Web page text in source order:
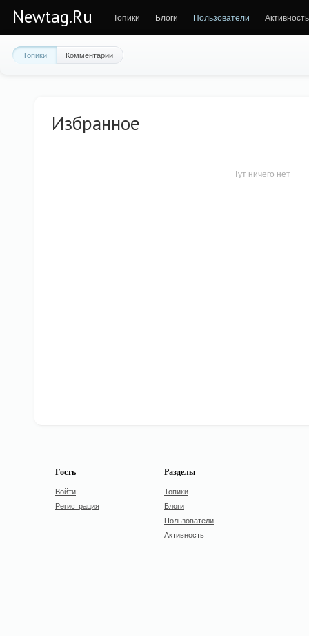
Newtag.Ru Топики Блоги Пользователи Активность
Топики Комментарии
Избранное
Тут ничего нет
Гость
Войти
Регистрация
Разделы
Топики
Блоги
Пользователи
Активность